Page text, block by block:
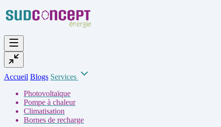
Accueil Blogs Services
Photovoltaïque
Pompe à chaleur
Climatisation
Bornes de recharge